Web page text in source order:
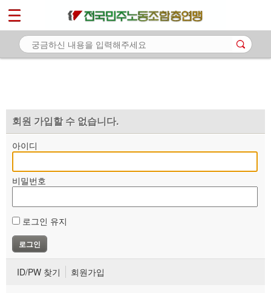
회원 가입할 수 없습니다.
아이디
비밀번호
로그인 유지
ID/PW 찾기 회원가입
마이페이지
소개
자료
부설기관